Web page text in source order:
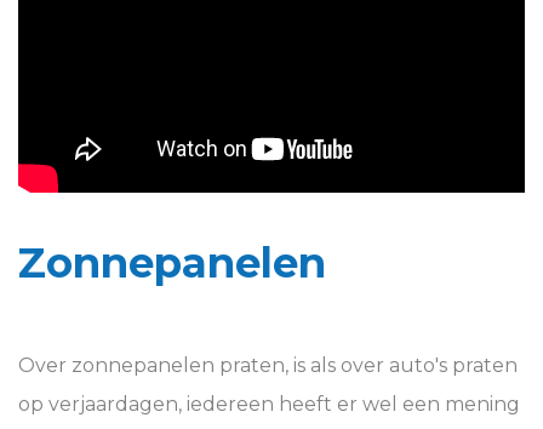
Zonnepanelen
Over zonnepanelen praten, is als over auto's praten
op verjaardagen, iedereen heeft er wel een mening